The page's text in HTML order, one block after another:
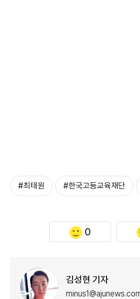
#최태원 #한국고등교육재단
0
김성현 기자